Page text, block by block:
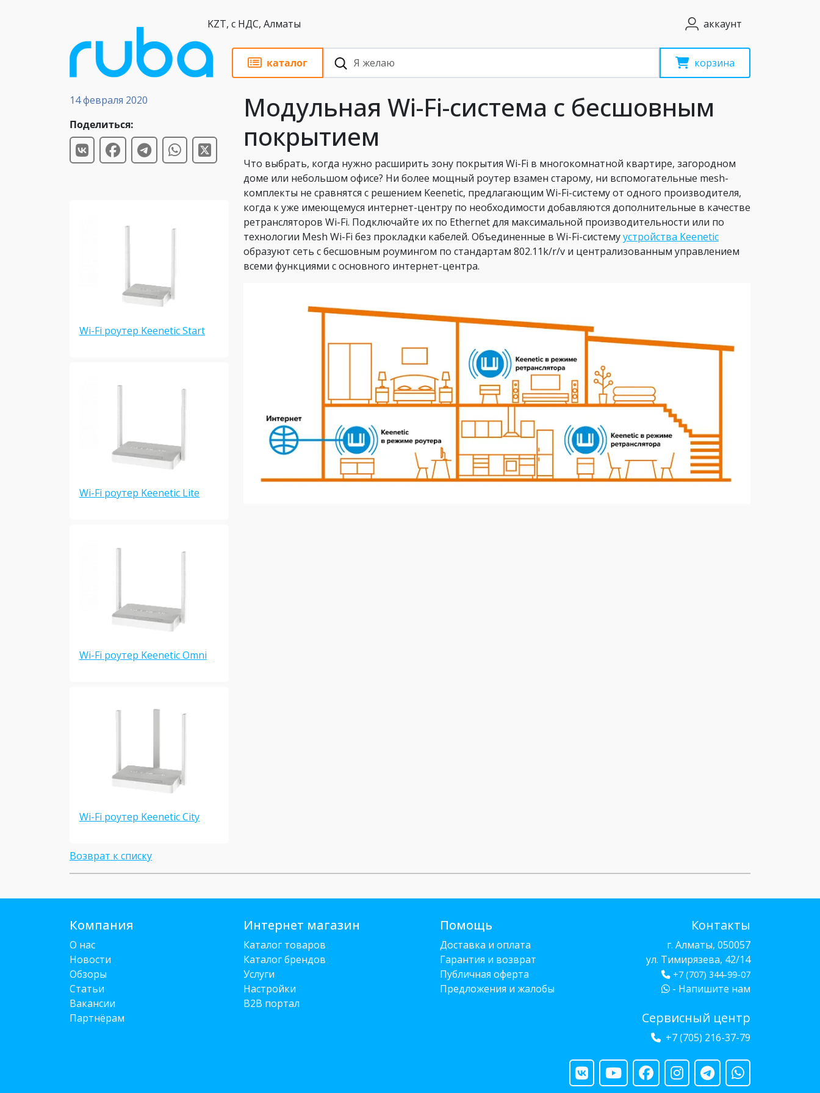
KZT, с НДС, Алматы аккаунт
каталог корзина
Статьи
14 февраля 2020
Поделиться:
Wi-Fi роутер Keenetic Start
Wi-Fi роутер Keenetic Lite
Wi-Fi роутер Keenetic Omni
Wi-Fi роутер Keenetic City
Модульная Wi-Fi-система с бесшовным
покрытием
Что выбрать, когда нужно расширить зону покрытия Wi-Fi в многокомнатной квартире, загородном
доме или небольшом офисе? Ни более мощный роутер взамен старому, ни вспомогательные mesh-
комплекты не сравнятся с решением Keenetic, предлагающим Wi-Fi-систему от одного производителя,
когда к уже имеющемуся интернет-центру по необходимости добавляются дополнительные в качестве
ретрансляторов Wi-Fi. Подключайте их по Ethernet для максимальной производительности или по
технологии Mesh Wi-Fi без прокладки кабелей. Объединенные в Wi-Fi-системуустройства Keenetic
образуют сеть с бесшовным роумингом по стандартам 802.11k/r/v и централизованным управлением
всеми функциями с основного интернет-центра.
Возврат к списку
Компания
О нас
Новости
Обзоры
Статьи
Вакансии
Партнёрам
Интернет магазин
Каталог товаров
Каталог брендов
Услуги
Настройки
B2B портал
Помощь
Доставка и оплата
Гарантия и возврат
Публичная оферта
Предложения и жалобы
Контакты
г. Алматы, 050057
ул. Тимирязева, 42/14
+7 (707) 344-99-07
- Напишите нам
Сервисный центр
+7 (705) 216-37-79